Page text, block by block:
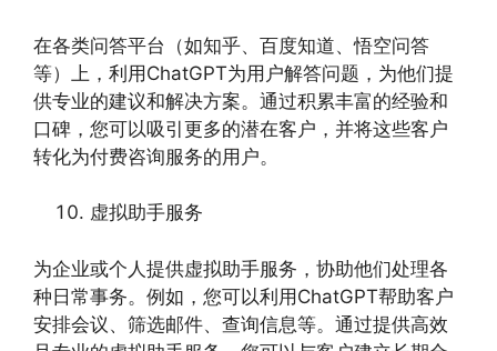
在各类问答平台（如知乎、百度知道、悟空问答
等）上，利用ChatGPT为用户解答问题，为他们提
供专业的建议和解决方案。通过积累丰富的经验和
口碑，您可以吸引更多的潜在客户，并将这些客户
转化为付费咨询服务的用户。
虚拟助手服务
为企业或个人提供虚拟助手服务，协助他们处理各
种日常事务。例如，您可以利用ChatGPT帮助客户
安排会议、筛选邮件、查询信息等。通过提供高效